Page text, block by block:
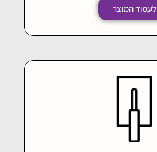
לעמוד המוצר